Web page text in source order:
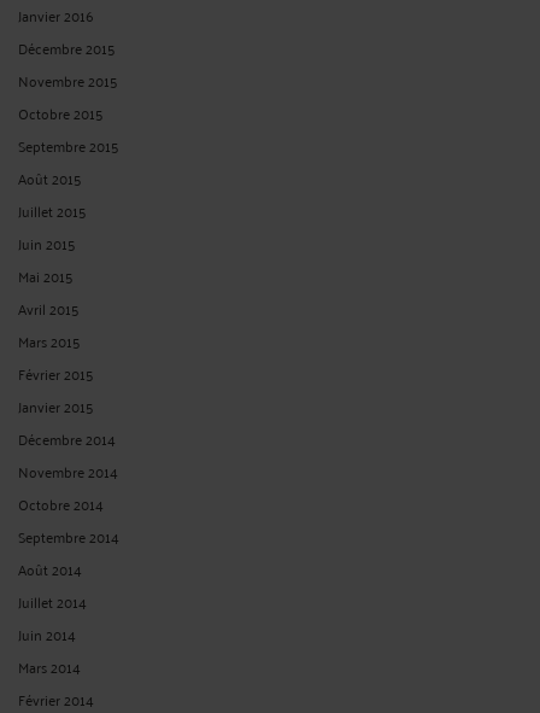
Janvier 2016
Décembre 2015
Novembre 2015
Octobre 2015
Septembre 2015
Août 2015
Juillet 2015
Juin 2015
Mai 2015
Avril 2015
Mars 2015
Février 2015
Janvier 2015
Décembre 2014
Novembre 2014
Octobre 2014
Septembre 2014
Août 2014
Juillet 2014
Juin 2014
Mars 2014
Février 2014